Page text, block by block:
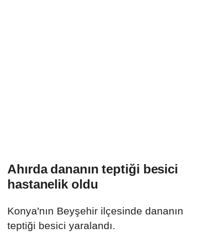
Ahırda dananın teptiği besici
hastanelik oldu
Konya'nın Beyşehir ilçesinde dananın
teptiği besici yaralandı.